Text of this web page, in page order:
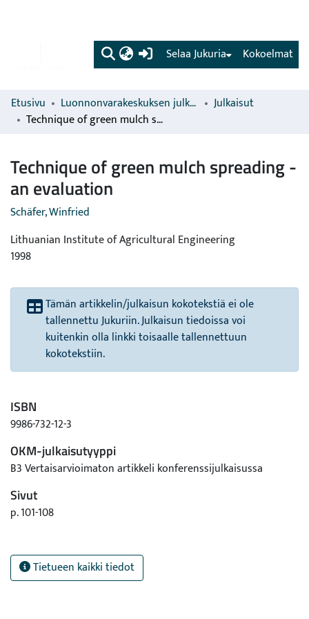
(current) Kokoelmat
Selaa Jukuria
Etusivu Luonnonvarakeskuksen julkaisut
Julkaisut
Technique of green mulch spreading - an evaluation
Technique of green mulch spreading -
an evaluation
Schäfer, Winfried
Lithuanian Institute of Agricultural Engineering
1998
Tämän artikkelin/julkaisun kokotekstiä ei ole
tallennettu Jukuriin. Julkaisun tiedoissa voi
kuitenkin olla linkki toisaalle tallennettuun
kokotekstiin.
ISBN
9986-732-12-3
OKM-julkaisutyyppi
B3 Vertaisarvioimaton artikkeli konferenssijulkaisussa
Sivut
p. 101-108
Tietueen kaikki tiedot